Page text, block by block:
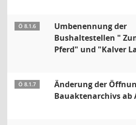
Ö 8.1.6
Umbenennung der
Bushaltestellen "
Pferd" und "Kalver
Ö 8.1.7
Änderung der
Bauaktenarchivs ab